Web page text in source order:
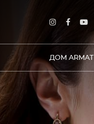
ДОМ ARMAT